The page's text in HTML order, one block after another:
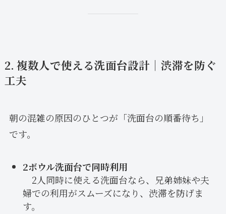
2. 複数人で使える洗面台設計｜渋滞を防ぐ
工夫
朝の混雑の原因のひとつが「洗面台の順番待ち」
です。
2ボウル洗面台で同時利用
2人同時に使える洗面台なら、兄弟姉妹や夫
婦での利用がスムーズになり、渋滞を防げま
す。